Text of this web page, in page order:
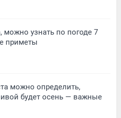
можно узнать по погоде 7
приметы
можно определить,
будет осень — важные